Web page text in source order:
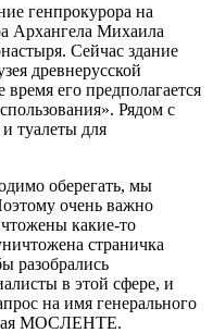
генпрокурора на
Архангела Михаила
Сейчас здание
древнерусской
его предполагается
Рядом с
туалеты для
оберегать, мы
очень важно
какие-то
страничка
разобрались
в этой сфере, и
на имя генерального
МОСЛЕНТЕ.